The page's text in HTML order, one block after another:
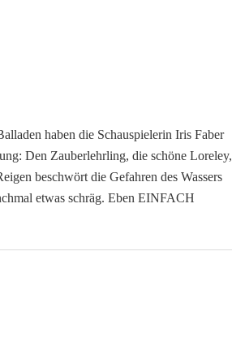
haben die Schauspielerin Iris Faber
Den Zauberlehrling, die schöne Loreley,
beschwört die Gefahren des Wassers
etwas schräg. Eben EINFACH